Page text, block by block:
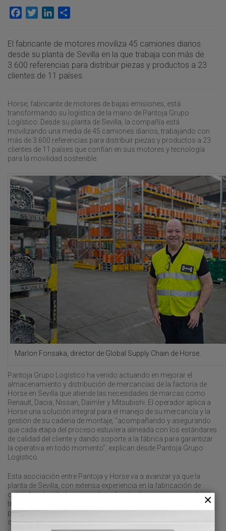
Facebook
TwitterLinkedIn
El fabricante de motores moviliza 45 camiones diarios
desde su planta de Sevilla en la que trabaja con más de
3.600 referencias para distribuir piezas y productos a 23
clientes de 11 países.
Horse, fabricante de motores de bajas emisiones, está
transformando su logística de la mano de Pantoja Grupo
Logístico. Desde su planta de Sevilla, la compañía está
movilizando una media de 45 camiones diarios, trabajando con
más de 3.600 referencias para distribuir piezas y productos a 23
clientes de 11 países que confían en sus motores y tecnología
para la movilidad sostenible.
Marlon Fonsaka, director de Global Supply Chain de Horse.
Pantoja Grupo Logístico ha venido actuando en mejorar el
almacenamiento y distribución de mercancías de la factoría de
Horse en Sevilla que atiende las necesidades de marcas como
Renault, Dacia, Nissan, Daimler y Mitsubishi. El operador aplica a
Horse una solución integral para el manejo de su mercancía y la
gestión de su cadena de montaje, “acompañando y asegurando
que cada etapa del proceso estuviera alineada con los estándares
de calidad del cliente y dando soporte a la fábrica para garantizar
la operativa en todo momento”, explican desde Pantoja Grupo
Logístico.
Esta asociación entre Pantoja y Horse va a avanzar ya que la
planta de Sevilla, con extensa experiencia en la fabricación de
cajas de velocidades manuales, afronta el mayor proceso de
transformación de sus últimos veinte años al convertirse en el
principal centro de producción de transmisiones híbridas de la
compañía.